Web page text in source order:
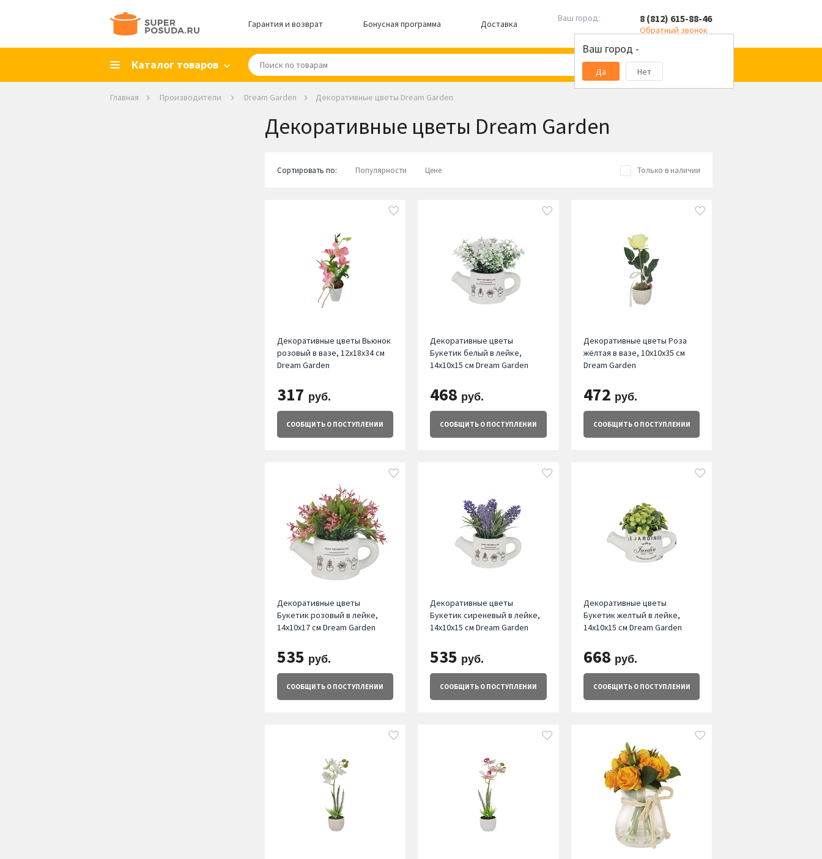
Гарантия и возврат Бонусная программа Доставка
Ваш город:
Ваш город -
Да Нет
8 (812) 615-88-46
Обратный звонок
Каталог товаров
Главная Производители Dream Garden Декоративные цветы Dream Garden
Декоративные цветы Dream Garden
Сортировать по: Популярности Цене Только в наличии
Декоративные цветы Вьюнок
розовый в вазе, 12х18х34 см
Dream Garden
317 руб.
СООБЩИТЬ О ПОСТУПЛЕНИИ
Декоративные цветы
Букетик белый в лейке,
14x10x15 см Dream Garden
468 руб.
СООБЩИТЬО ПОСТУПЛЕНИИ
Декоративные цветы Роза
жёлтая в вазе, 10х10х35 см
Dream Garden
472 руб.
СООБЩИТЬО ПОСТУПЛЕНИИ
Декоративные цветы
Букетик розовый в лейке,
14х10х17 см Dream Garden
535 руб.
СООБЩИТЬ О ПОСТУПЛЕНИИ
Декоративные цветы
Букетик сиреневый в лейке,
14x10x15 см Dream Garden
535 руб.
СООБЩИТЬО ПОСТУПЛЕНИИ
Декоративные цветы
Букетик желтый в лейке,
14х10х15 см Dream Garden
668 руб.
СООБЩИТЬО ПОСТУПЛЕНИИ